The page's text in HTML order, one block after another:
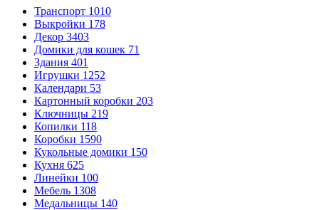
Транспорт 1010
Выкройки 178
Декор 3403
Домики для кошек 71
Здания 401
Игрушки 1252
Календари 53
Картонный коробки 203
Ключницы 219
Копилки 118
Коробки 1590
Кукольные домики 150
Кухня 625
Линейки 100
Мебель 1308
Медальницы 140